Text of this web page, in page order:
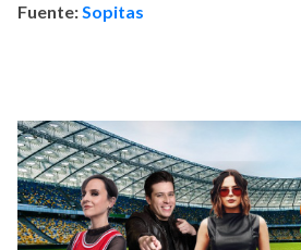
Fuente:Sopitas